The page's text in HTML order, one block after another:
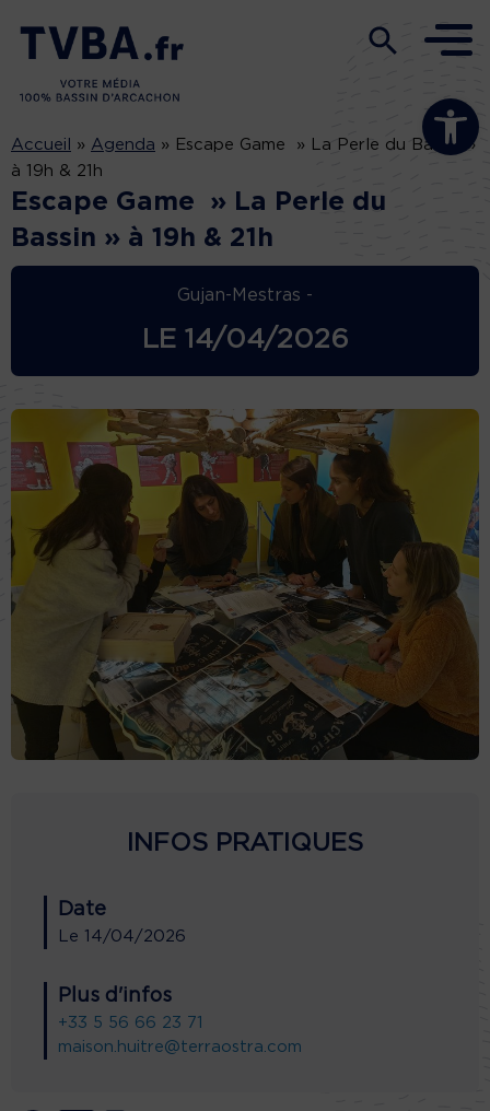
Ouvrir la
Accueil » Agenda » Escape Game » La Perle du Bassin »
à 19h & 21h
Escape Game » La Perle du
Bassin » à 19h & 21h
Gujan-Mestras -
LE 14/04/2026
INFOS PRATIQUES
Date
Le 14/04/2026
Plus d'infos
+33 5 56 66 23 71
maison.huitre@terraostra.com